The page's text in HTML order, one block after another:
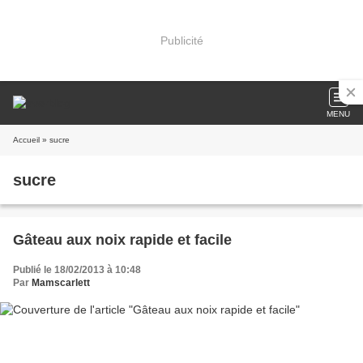
Publicité
MENU
Accueil » sucre
sucre
Gâteau aux noix rapide et facile
Publié le 18/02/2013 à 10:48
Par Mamscarlett